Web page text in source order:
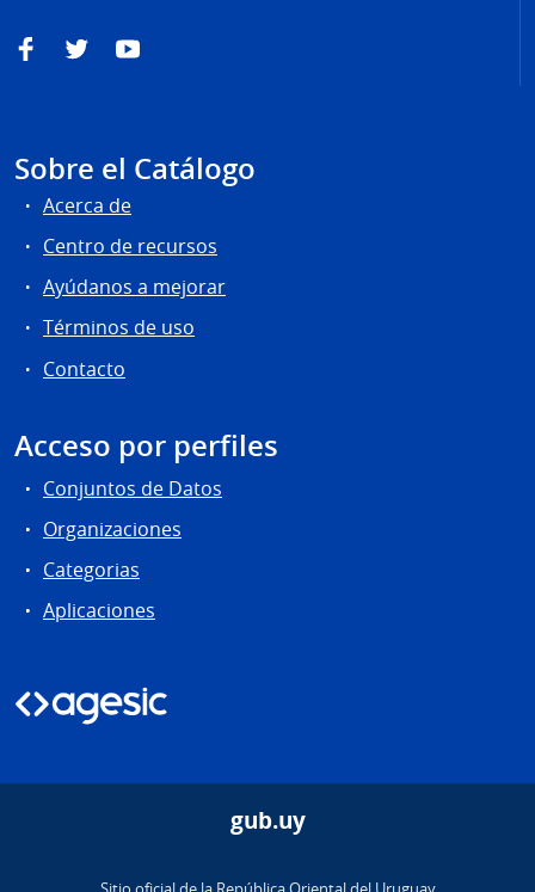
FacebookTwitterYouTube
Sobre el Catálogo
Acerca de
Centro de recursos
Ayúdanos a mejorar
Términos de uso
Contacto
Acceso por perfiles
Conjuntos de Datos
Organizaciones
Categorias
Aplicaciones
gub.uy